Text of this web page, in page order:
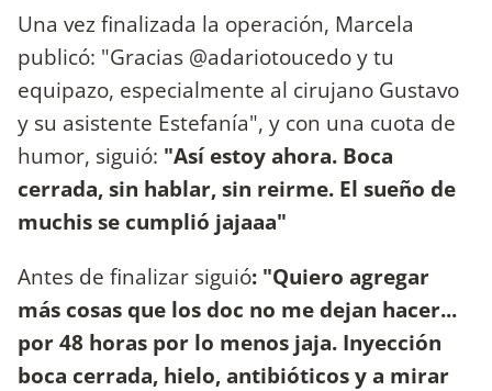
Una vez finalizada la operación, Marcela
publicó: "Gracias @adariotoucedo y tu
equipazo, especialmente al cirujano Gustavo
y su asistente Estefanía", y con una cuota de
humor, siguió: "Así estoy ahora. Boca
cerrada, sin hablar, sin reirme. El sueño de
muchis se cumplió jajaaa"
Antes de finalizar siguió: "Quiero agregar
más cosas que los doc no me dejan hacer...
por 48 horas por lo menos jaja. Inyección
boca cerrada, hielo, antibióticos y a mirar